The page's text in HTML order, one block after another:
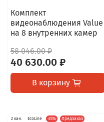
Комплект
видеонаблюдения Value
на 8 внутренних камер
58 046.00 ₽
40 630.00 ₽
В корзину
2 кан. EcoLine -25% Предзаказ